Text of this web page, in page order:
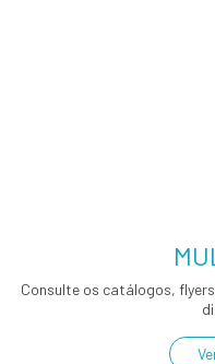
Consulte os catálogos,